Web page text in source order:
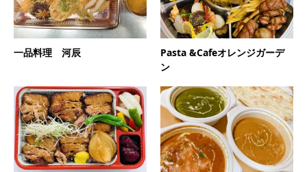
一品料理 河辰
Pasta &Cafeオレンジガーデ
ン